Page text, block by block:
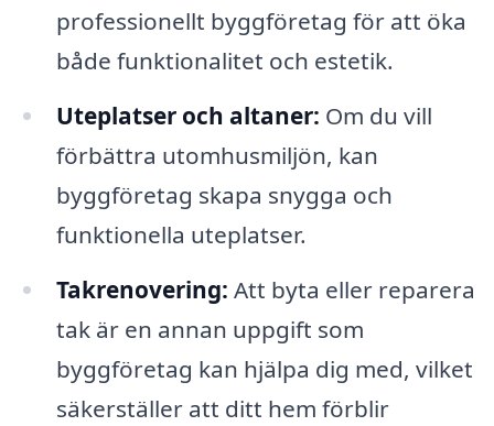
professionellt byggföretag för att öka
både funktionalitet och estetik.
Uteplatser och altaner: Om du vill
förbättra utomhusmiljön, kan
byggföretag skapa snygga och
funktionella uteplatser.
Takrenovering: Att byta eller reparera
tak är en annan uppgift som
byggföretag kan hjälpa dig med, vilket
säkerställer att ditt hem förblir